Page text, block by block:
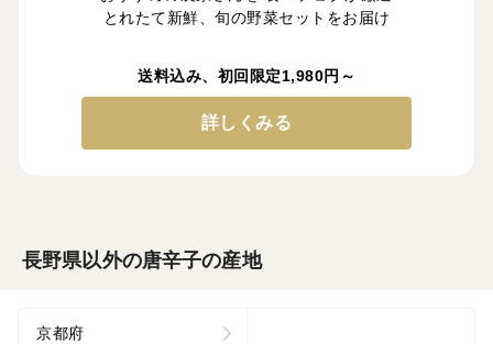
とれたて新鮮、旬の野菜セットをお届け
送料込み、初回限定1,980円～
詳しくみる
長野県以外の唐辛子の産地
京都府